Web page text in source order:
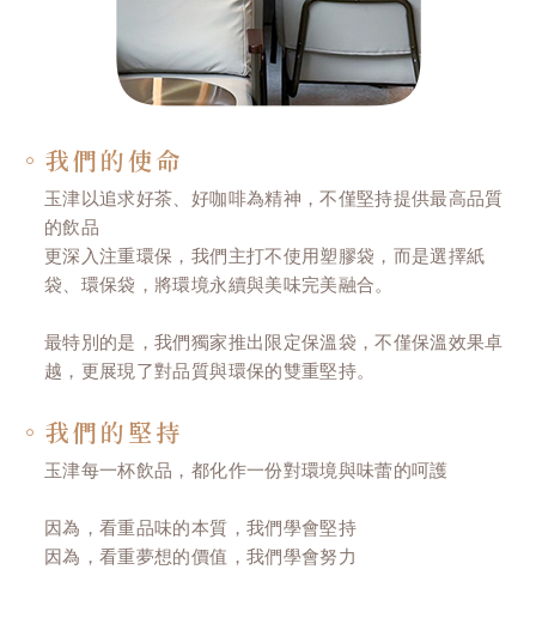
。我們的使命
玉津以追求好茶、好咖啡為精神，不僅堅持提供最高品質
的飲品
更深入注重環保，我們主打不使用塑膠袋，而是選擇紙
袋、環保袋，將環境永續與美味完美融合。
最特別的是，我們獨家推出限定保溫袋，不僅保溫效果卓
越，更展現了對品質與環保的雙重堅持。
。我們的堅持
玉津每一杯飲品，都化作一份對環境與味蕾的呵護
因為，看重品味的本質，我們學會堅持
因為，看重夢想的價值，我們學會努力